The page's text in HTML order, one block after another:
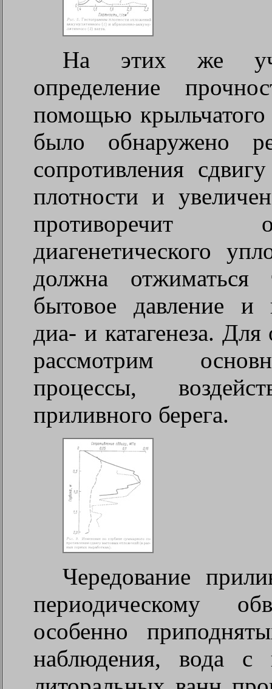
На этих же
определение
помощью
было обнаружено
сопротивления
плотности и
противоречит
диагенетического
должна
бытовое давление и
диа- и катагенеза.
рассмотрим
процессы,
приливного берега.
Чередование
периодическому
особенно
наблюдения, вода с